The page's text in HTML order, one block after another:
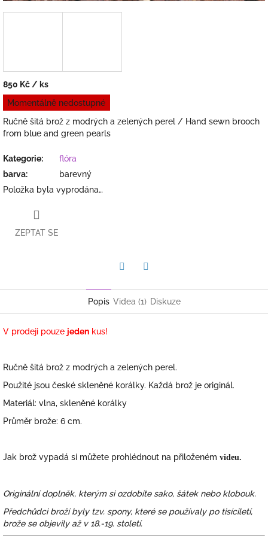
850 Kč / ks
Měrná
cena:
Momentálně nedostupné
Ručně šitá brož z modrých a zelených perel / Hand sewn brooch
from blue and green pearls
Kategorie:
flóra
barva:
barevný
Položka byla vyprodána…
ZEPTAT SE
Popis Videa (1) Diskuze
V prodeji pouze jeden kus!
Ručně šitá brož z modrých a zelených perel.
Použité jsou české skleněné korálky. Každá brož je originál.
Materiál: vlna, skleněné korálky
Průměr brože: 6 cm.
Jak brož vypadá si můžete prohlédnout na přiloženém videu.
Originální doplněk, kterým si ozdobíte sako, šátek nebo klobouk.
Předchůdci broží byly tzv. spony, které se používaly po tisíciletí,
brože se objevily až v 18.-19. století.